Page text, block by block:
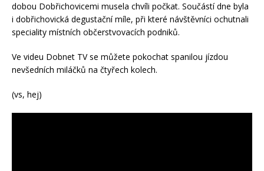
dobou Dobřichovicemi musela chvíli počkat. Součástí dne byla
i dobřichovická degustační míle, při které návštěvníci ochutnali
speciality místních občerstvovacích podniků.
Ve videu Dobnet TV se můžete pokochat spanilou jízdou
nevšedních miláčků na čtyřech kolech.
(vs, hej)